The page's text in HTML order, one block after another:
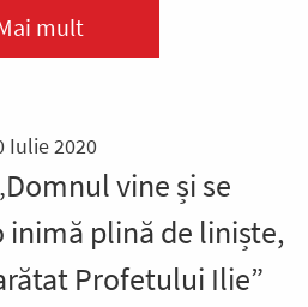
mult
Iulie 2020
vine și se
inimă plină de liniște,
Profetului Ilie”